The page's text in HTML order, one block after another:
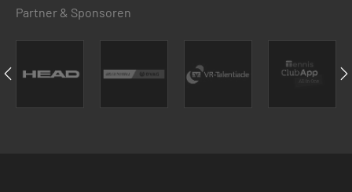
Partner & Sponsoren